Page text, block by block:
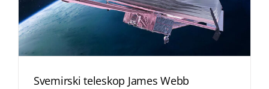
Svemirski teleskop James Webb